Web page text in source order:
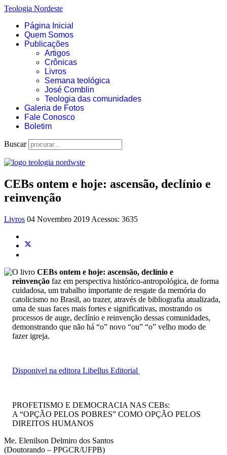
Teologia Nordeste
Página Inicial
Quem Somos
Publicações
Artigos
Crônicas
Livros
Semana teológica
José Comblin
Teologia das comunidades
Galeria de Fotos
Fale Conosco
Boletim
Buscar
CEBs ontem e hoje: ascensão, declínio e
reinvenção
Livros 04 Novembro 2019 Acessos: 3635
O livro CEBs ontem e hoje: ascensão, declínio e
reinvenção faz em perspectiva histórico-antropológica, de forma
cuidadosa, um trabalho importante de resgate da memória do
catolicismo no Brasil, ao trazer, através de bibliografia atualizada,
uma de suas faces mais fortes e significativas, mostrando os
processos de auge, declínio e reinvenção dessas comunidades,
demonstrando que não há “o” novo “ou” “o” velho modo de
fazer igreja.
Disponivel na editora Libellus Editorial
PROFETISMO E DEMOCRACIA NAS CEBs:
A “OPÇÃO PELOS POBRES” COMO OPÇÃO PELOS
DIREITOS HUMANOS
Me. Elenilson Delmiro dos Santos
(Doutorando – PPGCR/UFPB)